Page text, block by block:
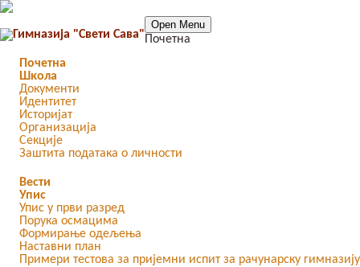
Почетна
Школа
Документи
Идентитет
Историјат
Организација
Секције
Заштита података о личности
Вести
Упис
Упис у први разред
Порука осмацима
Формирање одељења
Наставни план
Примери тестова за пријемни испит за рачунарску гимназију
Open Menu
Почетна